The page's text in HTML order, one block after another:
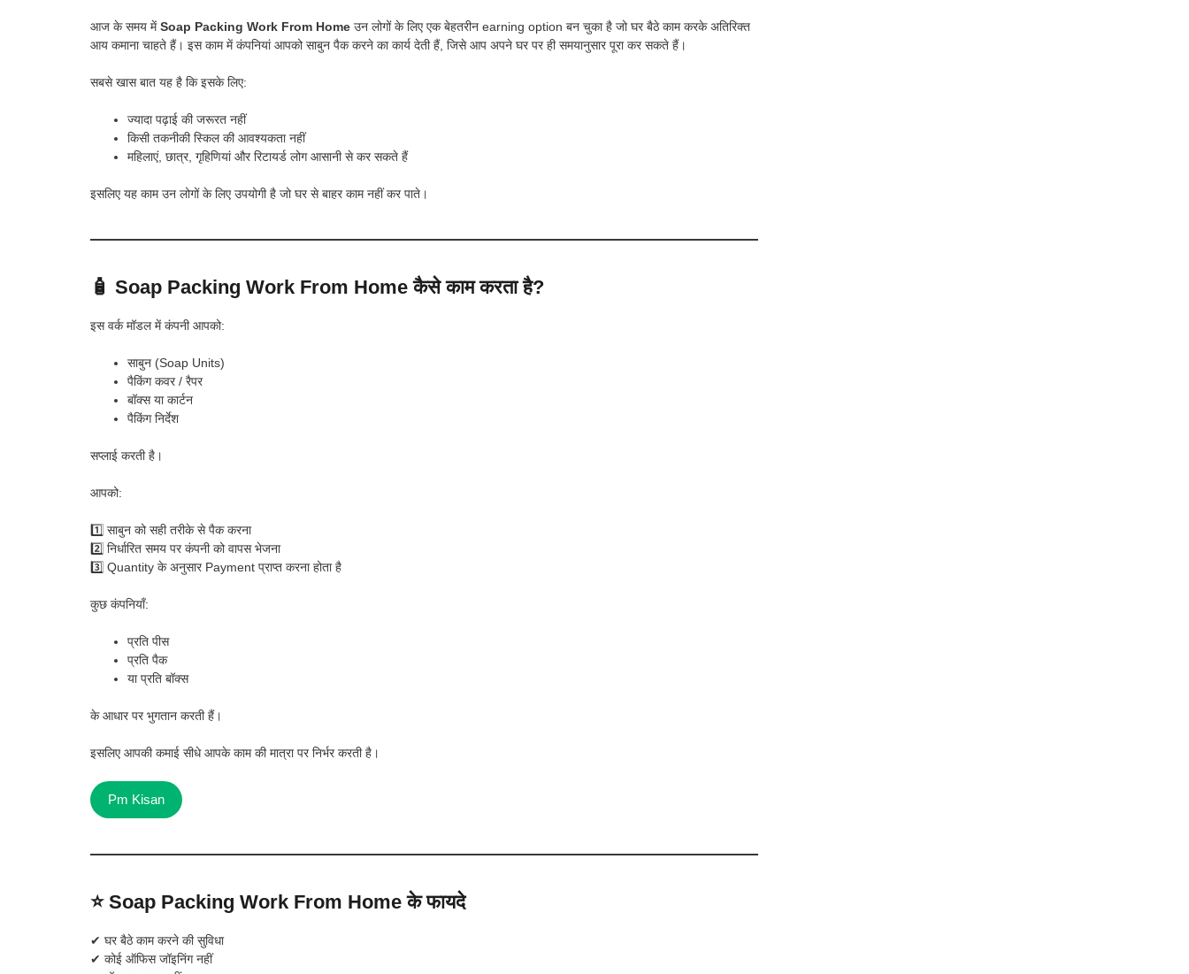
आज के समय मेंSoap Packing Work From Home उन लोगों के लिए एक बेहतरीन earning option बन चुका है जो घर बैठे काम करके अतिरिक्त
आय कमाना चाहते हैं। इस काम में कंपनियां आपको साबुन पैक करने का कार्य देती हैं, जिसे आप अपने घर पर ही समयानुसार पूरा कर सकते हैं।
सबसे खास बात यह है कि इसके लिए:
ज्यादा पढ़ाई की जरूरत नहीं
किसी तकनीकी स्किल की आवश्यकता नहीं
महिलाएं, छात्र, गृहिणियां और रिटायर्ड लोग आसानी से कर सकते हैं
इसलिए यह काम उन लोगों के लिए उपयोगी है जो घर से बाहर काम नहीं कर पाते।
🧴 Soap Packing Work From Home कैसे काम करता है?
इस वर्क मॉडल में कंपनी आपको:
साबुन (Soap Units)
पैकिंग कवर / रैपर
बॉक्स या कार्टन
पैकिंग निर्देश
सप्लाई करती है।
आपको:
1️⃣ साबुन को सही तरीके से पैक करना
2️⃣ निर्धारित समय पर कंपनी को वापस भेजना
3️⃣ Quantity के अनुसार Payment प्राप्त करना होता है
कुछ कंपनियाँ:
प्रति पीस
प्रति पैक
या प्रति बॉक्स
के आधार पर भुगतान करती हैं।
इसलिए आपकी कमाई सीधे आपके काम की मात्रा पर निर्भर करती है।
Pm Kisan
⭐ Soap Packing Work From Home के फायदे
✔ घर बैठे काम करने की सुविधा
✔ कोई ऑफिस जॉइनिंग नहीं